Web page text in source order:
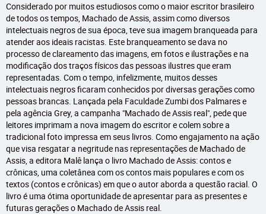
Considerado por muitos estudiosos como o maior escritor brasileiro
de todos os tempos, Machado de Assis, assim como diversos
intelectuais negros de sua época, teve sua imagem branqueada para
atender aos ideais racistas. Este branqueamento se dava no
processo de clareamento das imagens, em fotos e ilustrações e na
modificação dos traços físicos das pessoas ilustres que eram
representadas. Com o tempo, infelizmente, muitos desses
intelectuais negros ficaram conhecidos por diversas gerações como
pessoas brancas. Lançada pela Faculdade Zumbi dos Palmares e
pela agência Grey, a campanha "Machado de Assis real", pede que
leitores imprimam a nova imagem do escritor e colem sobre a
tradicional foto impressa em seus livros. Como engajamento na ação
que visa resgatar a negritude nas representações de Machado de
Assis, a editora Malê lança o livro Machado de Assis: contos e
crônicas, uma coletânea com os contos mais populares e com os
textos (contos e crônicas) em que o autor aborda a questão racial. O
livro é uma ótima oportunidade de apresentar para as presentes e
futuras gerações o Machado de Assis real.